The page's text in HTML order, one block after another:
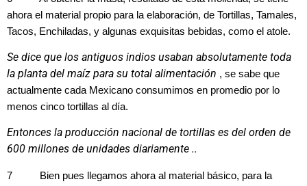
ahora el material propio para la elaboración, de Tortillas, Tamales,
Tacos, Enchiladas, y algunas exquisitas bebidas, como el atole.
Se dice que los antiguos indios usaban absolutamente toda
la planta del maíz para su total alimentación , se sabe que
actualmente cada Mexicano consumimos en promedio por lo
menos cinco tortillas al día.
Entonces la producción nacional de tortillas es del orden de
600 millones de unidades diariamente ..
7 Bien pues llegamos ahora al material básico, para la